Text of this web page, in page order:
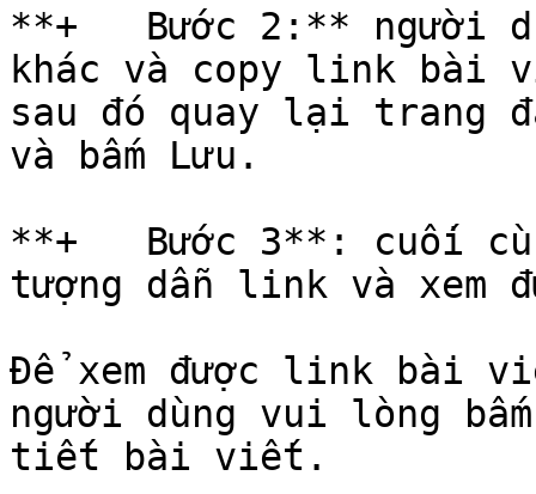
**+   Bước 2:** người
khác và copy link bài
sau đó quay lại trang
và bấm Lưu.
**+   Bước 3**: cuối
tượng dẫn link và xem
Để xem được link bài
người dùng vui lòng
tiết bài viết.